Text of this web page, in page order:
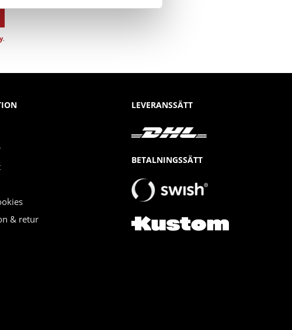
.
& retur
LEVERANSSÄTT
BETALNINGSSÄTT